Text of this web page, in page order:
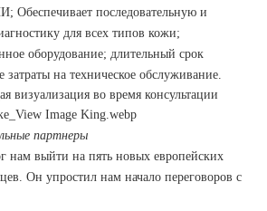
Обеспечивает последовательную и
для всех типов кожи;
оборудование; длительный срок
на техническое обслуживание.
партнеры
нам выйти на пять новых европейских
Он упростил нам начало переговоров с